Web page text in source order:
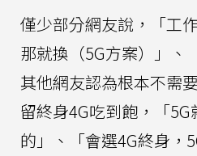
僅少部分網友說，「工
那就換（5G方案）」、
其他網友認為根本不需
留終身4G吃到飽，「
的」、「會選4G終身，